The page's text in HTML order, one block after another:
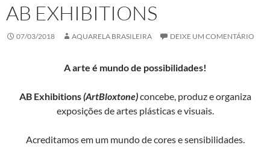
AB EXHIBITIONS
07/03/2018 AQUARELA BRASILEIRA DEIXE UM COMENTÁRIO
A arte é mundo de possibilidades!
AB Exhibitions(ArtBloxtone)concebe, produz e organiza
exposições de artes plásticas e visuais.
Acreditamos em um mundo de cores e sensibilidades.